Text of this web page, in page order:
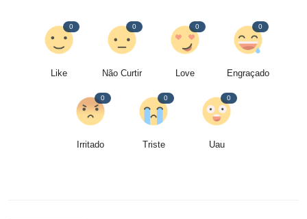
Like
0
Não Curtir
0
Love
0
Engraçado
0
Irritado
0
Triste
0
Uau
0